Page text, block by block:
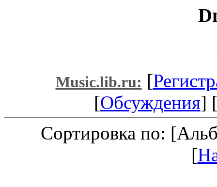
Music.lib.ru: [
[Обсуждения]
Сортировка по:
[